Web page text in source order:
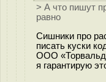
> А что пишут
равно
Сишники про
писать куски
ООО
я гарантирую